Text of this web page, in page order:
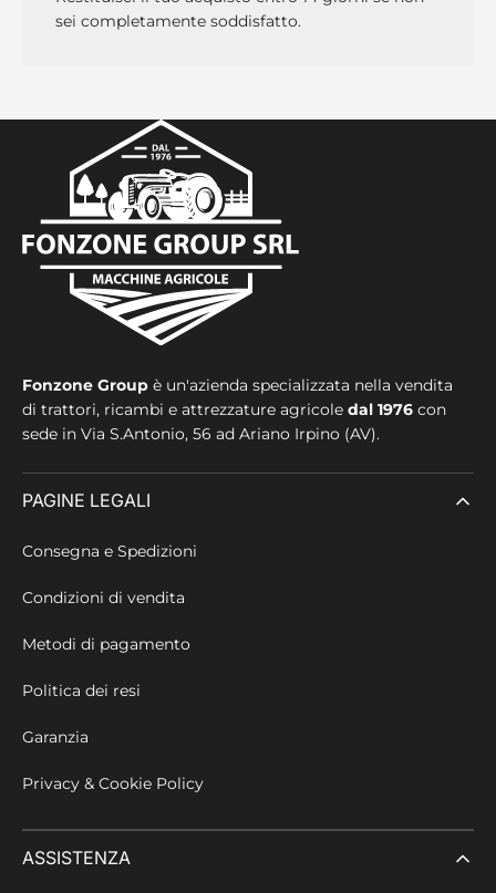
sei completamente soddisfatto.
Fonzone Group è un'azienda specializzata nella vendita
di trattori, ricambi e attrezzature agricole dal 1976 con
sede in Via S.Antonio, 56 ad Ariano Irpino (AV).
PAGINE LEGALI
Consegna e Spedizioni
Condizioni di vendita
Metodi di pagamento
Politica dei resi
Garanzia
Privacy & Cookie Policy
ASSISTENZA